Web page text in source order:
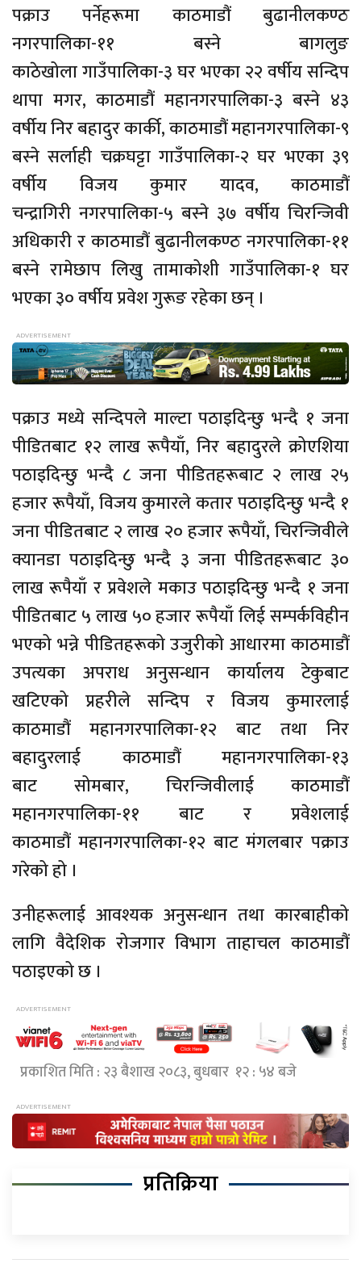
पक्राउ पर्नेहरूमा काठमाडौं बुढानीलकण्ठ
नगरपालिका-११ बस्ने बागलुङ
काठेखोला गाउँपालिका-३ घर भएका २२ वर्षीय सन्दिप
थापा मगर, काठमाडौं महानगरपालिका-३ बस्ने ४३
वर्षीय निर बहादुर कार्की, काठमाडौं महानगरपालिका-९
बस्ने सर्लाही चक्रघट्टा गाउँपालिका-२ घर भएका ३९
वर्षीय विजय कुमार यादव, काठमाडौं
चन्द्रागिरी नगरपालिका-५ बस्ने ३७ वर्षीय चिरन्जिवी
अधिकारी र काठमाडौं बुढानीलकण्ठ नगरपालिका-११
बस्ने रामेछाप लिखु तामाकोशी गाउँपालिका-१ घर
भएका ३० वर्षीय प्रवेश गुरूङ रहेका छन् ।
पक्राउ मध्ये सन्दिपले माल्टा पठाइदिन्छु भन्दै १ जना
पीडितबाट १२ लाख रूपैयाँ, निर बहादुरले क्रोएशिया
पठाइदिन्छु भन्दै ८ जना पीडितहरूबाट २ लाख २५
हजार रूपैयाँ, विजय कुमारले कतार पठाइदिन्छु भन्दै १
जना पीडितबाट २ लाख २० हजार रूपैयाँ, चिरन्जिवीले
क्यानडा पठाइदिन्छु भन्दै ३ जना पीडितहरूबाट ३०
लाख रूपैयाँ र प्रवेशले मकाउ पठाइदिन्छु भन्दै १ जना
पीडितबाट ५ लाख ५० हजार रूपैयाँ लिई सम्पर्कविहीन
भएको भन्ने पीडितहरूको उजुरीको आधारमा काठमाडौं
उपत्यका अपराध अनुसन्धान कार्यालय टेकुबाट
खटिएको प्रहरीले सन्दिप र विजय कुमारलाई
काठमाडौं महानगरपालिका-१२ बाट तथा निर
बहादुरलाई काठमाडौं महानगरपालिका-१३
बाट सोमबार, चिरन्जिवीलाई काठमाडौं
महानगरपालिका-११ बाट र प्रवेशलाई
काठमाडौं महानगरपालिका-१२ बाट मंगलबार पक्राउ
गरेको हो ।
उनीहरूलाई आवश्यक अनुसन्धान तथा कारबाहीको
लागि वैदेशिक रोजगार विभाग ताहाचल काठमाडौं
पठाइएको छ ।
प्रकाशित मिति : २३ बैशाख २०८३, बुधबार १२ : ५४ बजे
प्रतिक्रिया